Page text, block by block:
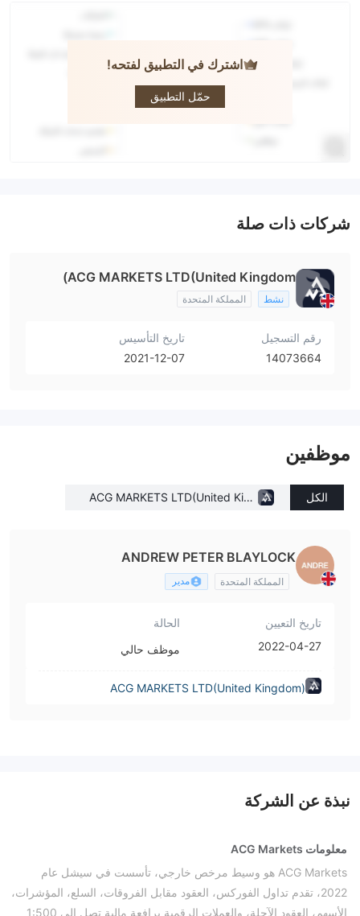
اشترك في التطبيق لفتحه!
حمّل التطبيق
Markets
شركات ذات صلة
ACG MARKETS LTD(United Kingdom)
نشط المملكة المتحدة
رقم التسجيل
14073664
تاريخ التأسيس
2021-12-07
موظفين
الكل
ACG MARKETS LTD(United King
ANDREW PETER BLAYLOCK
المملكة المتحدة مدير
تاريخ التعيين
2022-04-27
الحالة
موظف حالي
ACG MARKETS LTD(United Kingdom)
نبذة عن الشركة
معلومات ACG Markets
ACG Markets هو وسيط مرخص خارجي، تأسست في سيشل عام
2022، تقدم تداول الفوركس، العقود مقابل الفروقات، السلع، المؤشرات،
الأسهم، العقود الآجلة، والعملات الرقمية برافعة مالية تصل إلى 1:500